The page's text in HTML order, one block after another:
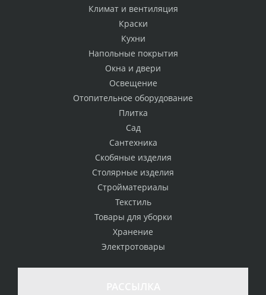
Климат и вентиляция
Краски
Кухни
Напольные покрытия
Окна и двери
Освещение
Отопительное оборудование
Плитка
Сад
Сантехника
Скобяные изделия
Столярные изделия
Стройматериалы
Текстиль
Товары для уборки
Хранение
Электротовары